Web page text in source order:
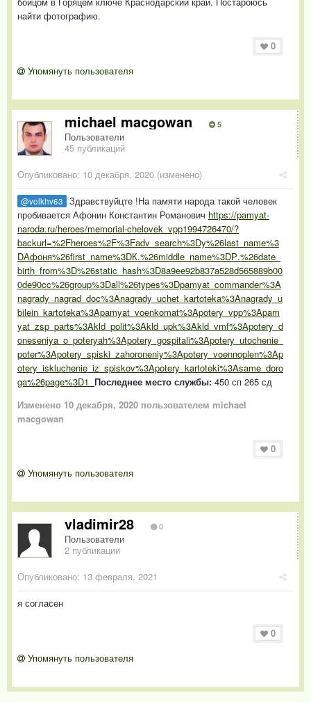
найти фотографию.
0
Упомянуть пользователя
michael macgowan 5
Пользователи
45 публикаций
Опубликовано: 10 декабря, 2020 (изменено)
@volkhv63
Здравствуйцте !На памяти народа такой человек
пробивается Афонин Константин Романович https://pamyat-
naroda.ru/heroes/memorial-chelovek_vpp1994726470/?
backurl=%2Fheroes%2F%3Fadv_search%3Dy%26last_name%3
DАфоня%26first_name%3DК.%26middle_name%3DР.%26date_
birth_from%3D%26static_hash%3D8a9ee92b837a528d565889b00
0de90cc%26group%3Dall%26types%3Dpamyat_commander%3A
nagrady_nagrad_doc%3Anagrady_uchet_kartoteka%3Anagrady_u
bilein_kartoteka%3Apamyat_voenkomat%3Apotery_vpp%3Apam
yat_zsp_parts%3Akld_polit%3Akld_upk%3Akld_vmf%3Apotery_d
oneseniya_o_poteryah%3Apotery_gospitali%3Apotery_utochenie_
poter%3Apotery_spiski_zahoroneniy%3Apotery_voennoplen%3Ap
otery_iskluchenie_iz_spiskov%3Apotery_kartoteki%3Asame_doro
ga%26page%3D1 Последнее место службы: 450 сп 265 сд
Изменено 10 декабря, 2020 пользователем michael
macgowan
0
Упомянуть пользователя
vladimir28 0
Пользователи
2 публикации
Опубликовано: 13 февраля, 2021
я согласен
0
Упомянуть пользователя